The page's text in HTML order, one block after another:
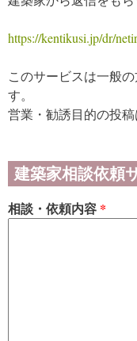
https://kentikusi.jp/dr/
このサービスは一般
す。
営業・勧誘目的の投稿
建築家相談依頼
相談・依頼内容 *